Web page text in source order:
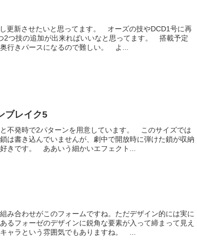
更新させたいと思ってます。 オーズの技やDCD1号に再
2つ技の追加が出来ればいいなと思ってます。 搭載予定
行きパースになるので難しい。 よ...
ブレイク5
不発時で2パターンを用意しています。 このサイズでは
は書き込んでいませんが、劇中で開放時に弾けた鎖が収納
きです。 ああいう細かいエフェクト...
み合わせがこのフォームですね。ただデザイン的には実に
フォーゼのデザインに鋭角な要素が入って締まって見え
ャラという雰囲気でもありますね。 ...